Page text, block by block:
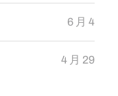
6 月 4
4 月 29